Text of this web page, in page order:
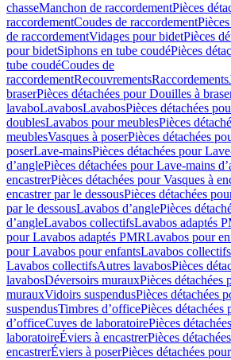
chasseManchon de raccordementPièces
raccordementCoudes de raccordement
de raccordementVidages pour bidetPièces
pour bidetSiphons en tube coudéPièces
tube coudéCoudes de
raccordementRecouvrementsRaccordements
braserPièces détachées pour Douilles à
lavaboLavabosLavabosPièces détachées
doublesLavabos pour meublesPièces
meublesVasques à poserPièces détachées
poserLave-mainsPièces détachées pour
d’anglePièces détachées pour Lave-mains
encastrerPièces détachées pour Vasques à
encastrer par le dessousPièces détachées
par le dessousLavabos d’anglePièces
d’angleLavabos collectifsLavabos adaptés
pour Lavabos adaptés PMRLavabos pour
pour Lavabos pour enfantsLavabos collectifs
Lavabos collectifsAutres lavabosPièces
lavabosDéversoirs murauxPièces détachées
murauxVidoirs suspendusPièces détachées
suspendusTimbres dʼofficePièces détachées
dʼofficeCuves de laboratoirePièces
laboratoireÉviers à encastrerPièces
encastrerÉviers à poserPièces détachées